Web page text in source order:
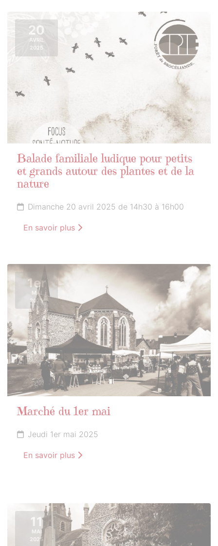
20
AVRIL
2025
Balade familiale ludique pour petits
et grands autour des plantes et de la
nature
Dimanche 20 avril 2025 de 14h30 à 16h00
En savoir plus
1er
MAI
2025
Marché du 1er mai
Jeudi 1er mai 2025
En savoir plus
11
MAI
2025